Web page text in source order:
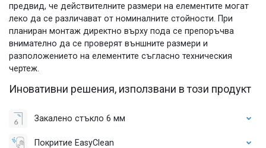
предвид, че действителните размери на елементите могат
леко да се различават от номиналните стойности. При
планиран монтаж директно върху пода се препоръчва
внимателно да се проверят външните размери и
разположението на елементите съгласно техническия
чертеж.
Иновативни решения, използвани в този продукт
Закалено стъкло 6 мм
Покритие EasyClean